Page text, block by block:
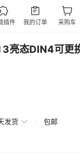
亮态DIN4可更
发货 包邮